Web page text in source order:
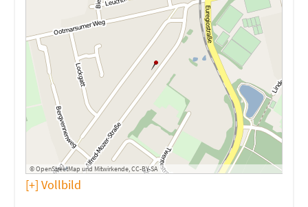
©OpenStreetMap und Mitwirkende,CC-BY-SA
[+] Vollbild